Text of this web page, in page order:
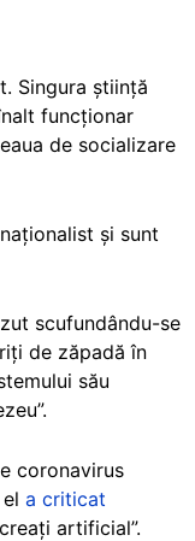
Singura știință
funcționar
de socializare
și sunt
scufundându-se
de zăpadă în
său
coronavirus
a criticat
artificial”.